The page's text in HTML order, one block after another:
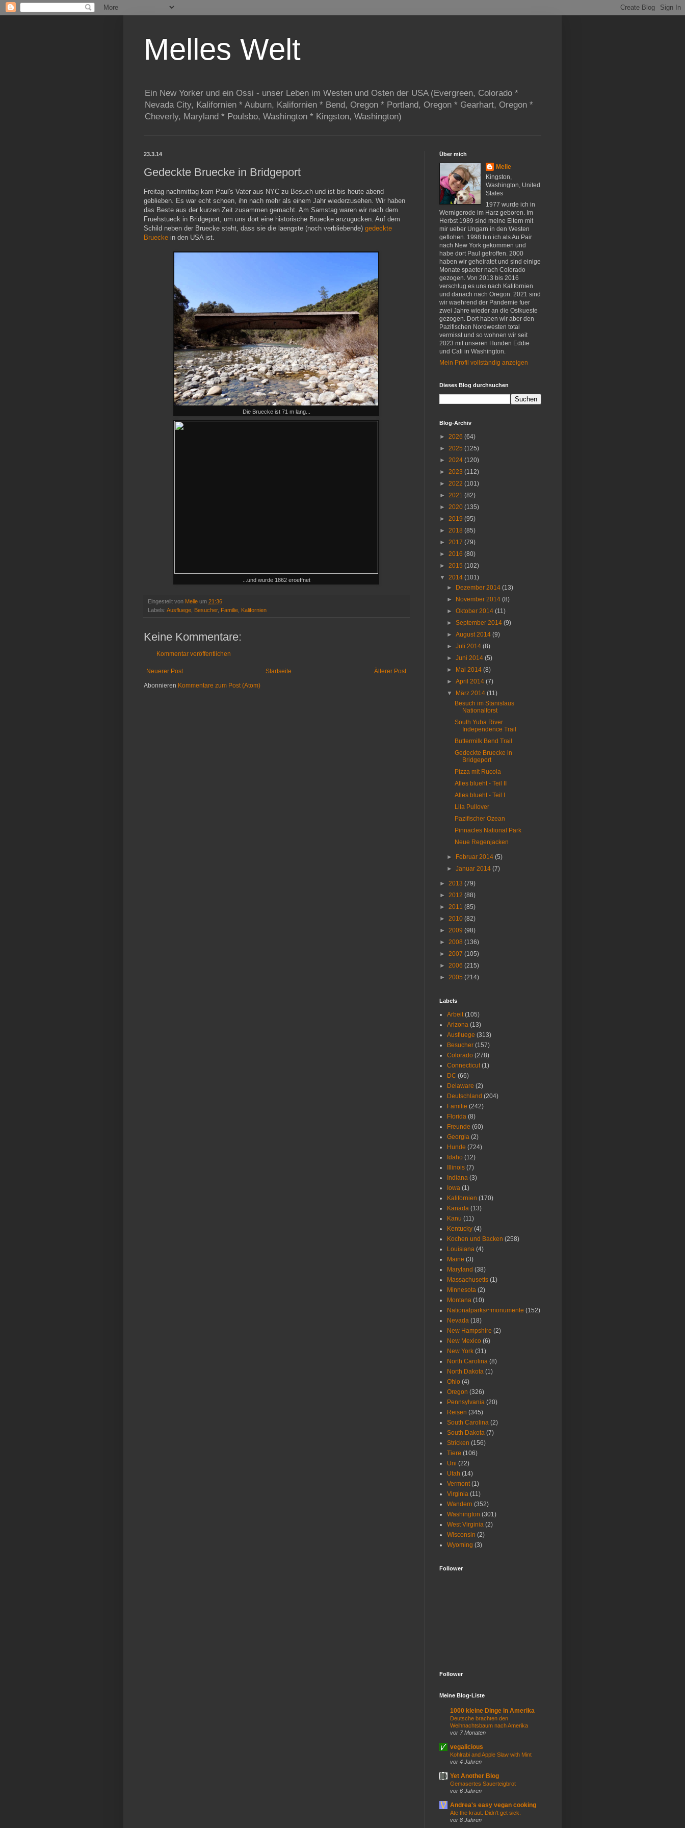
Melles Welt
Ein New Yorker und ein Ossi - unser Leben im Westen und Osten der USA (Evergreen, Colorado *
Nevada City, Kalifornien * Auburn, Kalifornien * Bend, Oregon * Portland, Oregon * Gearhart, Oregon *
Cheverly, Maryland * Poulsbo, Washington * Kingston, Washington)
23.3.14
Gedeckte Bruecke in Bridgeport
Freitag nachmittag kam Paul's Vater aus NYC zu Besuch und ist bis heute abend
geblieben. Es war echt schoen, ihn nach mehr als einem Jahr wiederzusehen. Wir haben
das Beste aus der kurzen Zeit zusammen gemacht. Am Samstag waren wir nach dem
Fruehstueck in Bridgeport, um uns dort eine historische Bruecke anzugucken. Auf dem
Schild neben der Bruecke steht, dass sie die laengste (noch verbliebende) gedeckte
Bruecke in den USA ist.
Die Bruecke ist 71 m lang...
...und wurde 1862 eroeffnet
Eingestellt von Melle um 21:36
Labels: Ausfluege Besucher, Familie Kalifornien
Keine Kommentare:
Kommentar veröffentlichen
Neuerer Post Älterer Post
Startseite
Abonnieren Kommentare zum Post (Atom)
Über mich
Melle
Kingston,
Washington, United
States
1977 wurde ich in
Wernigerode im Harz geboren. Im
Herbst 1989 sind meine Eltern mit
mir ueber Ungarn in den Westen
geflohen. 1998 bin ich als Au Pair
nach New York gekommen und
habe dort Paul getroffen. 2000
haben wir geheiratet und sind einige
Monate spaeter nach Colorado
gezogen. Von 2013 bis 2016
verschlug es uns nach Kalifornien
und danach nach Oregon. 2021 sind
wir waehrend der Pandemie fuer
zwei Jahre wieder an die Ostkueste
gezogen. Dort haben wir aber den
Pazifischen Nordwesten total
vermisst und so wohnen wir seit
2023 mit unseren Hunden Eddie
und Cali in Washington.
Mein Profil vollständig anzeigen
Dieses Blog durchsuchen
Blog-Archiv
► 2026 (64)
► 2025 (125)
► 2024 (120)
► 2023 (112)
► 2022 (101)
► 2021 (82)
► 2020 (135)
► 2019 (95)
► 2018 (85)
► 2017 (79)
► 2016 (80)
► 2015 (102)
▼ 2014 (101)
►
Dezember 2014(13)
►
November 2014(8)
►Oktober 2014(11)
►September 2014(9)
►August 2014(9)
►Juli 2014(8)
►Juni 2014(5)
►
Mai 2014(8)
►April 2014(7)
▼
März 2014(11)
Besuch im Stanislaus
Nationalforst
South Yuba River
Independence Trail
Buttermilk Bend Trail
Gedeckte Bruecke in
Bridgeport
Pizza mit Rucola
Alles blueht - Teil II
Alles blueht - Teil I
Lila Pullover
Pazifischer Ozean
Pinnacles National Park
Neue Regenjacken
► Februar 2014(5)
►Januar 2014(7)
► 2013 (79)
► 2012 (88)
► 2011 (85)
► 2010 (82)
► 2009 (98)
► 2008 (136)
► 2007 (105)
► 2006 (215)
► 2005 (214)
Labels
Arbeit (105)
Arizona (13)
Ausfluege (313)
Besucher (157)
Colorado (278)
Connecticut (1)
DC (66)
Delaware (2)
Deutschland (204)
Familie (242)
Florida (8)
Freunde (60)
Georgia (2)
Hunde (724)
Idaho (12)
Illinois (7)
Indiana (3)
Iowa (1)
Kalifornien (170)
Kanada (13)
Kanu (11)
Kentucky (4)
Kochen und Backen (258)
Louisiana (4)
Maine (3)
Maryland (38)
Massachusetts (1)
Minnesota (2)
Montana (10)
Nationalparks/~monumente (152)
Nevada (18)
New Hampshire (2)
New Mexico (6)
New York (31)
North Carolina (8)
North Dakota (1)
Ohio (4)
Oregon (326)
Pennsylvania (20)
Reisen (345)
South Carolina (2)
South Dakota (7)
Stricken (156)
Tiere (106)
Uni (22)
Utah (14)
Vermont (1)
Virginia (11)
Wandern (352)
Washington (301)
West Virginia (2)
Wisconsin (2)
Wyoming (3)
Follower
Follower
Meine Blog-Liste
1000 kleine Dinge in Amerika
Deutsche brachten den
Weihnachtsbaum nach Amerika
vor 7 Monaten
vegalicious
Kohlrabi and Apple Slaw with Mint
vor 4 Jahren
Yet Another Blog
Gemasertes Sauerteigbrot
vor 6 Jahren
Andrea's easy vegan cooking
Ate the kraut. Didn't get sick.
vor 8 Jahren